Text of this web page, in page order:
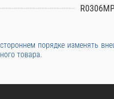
порядке изменять
товара.